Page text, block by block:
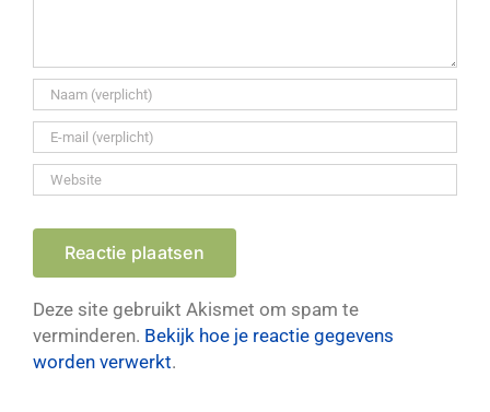
Deze site gebruikt Akismet om spam te
verminderen. Bekijk hoe je reactie gegevens
worden verwerkt.